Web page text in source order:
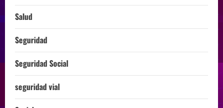
Salud
Seguridad
Seguridad Social
seguridad vial